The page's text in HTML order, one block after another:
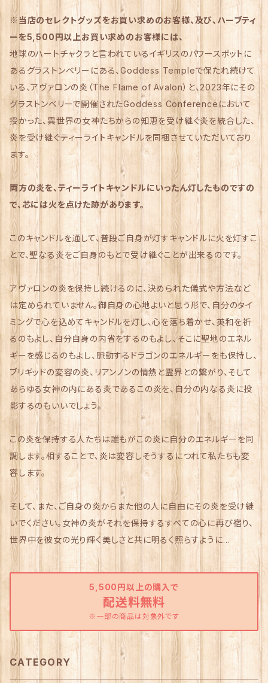
※当店のセレクトグッズをお買い求めのお客様、及び、ハーブティ
ーを5,500円以上お買い求めのお客様には、
地球のハートチャクラと言われているイギリスのパワースポットに
あるグラストンベリーにある、Goddess Templeで保たれ続けて
いる、アヴァロンの炎（The Flame of Avalon）と、2023年にその
グラストンベリーで開催されたGoddess Conferenceにおいて
授かった、異世界の女神たちからの知恵を受け継ぐ炎を統合した、
炎を受け継ぐティーライトキャンドルを同梱させていただいており
ます。
両方の炎を、ティーライトキャンドルにいったん灯したものですの
で、芯には火を点けた跡があります。
このキャンドルを通して、普段ご自身が灯すキャンドルに火を灯すこ
とで、聖なる炎をご自身のもとで受け継ぐことが出来るのです。
アヴァロンの炎を保持し続けるのに、決められた儀式や方法など
は定められていません。御自身の心地よいと思う形で、自分のタイ
ミングで心を込めてキャンドルを灯し、心を落ち着かせ、英和を祈
るのもよし、自分自身の内省をするのもよし、そこに聖地のエネル
ギーを感じるのもよし、脈動するドラゴンのエネルギーをも保持し、
ブリギッドの変容の炎、リアンノンの情熱と霊界との繋がり、そして
あらゆる女神の内にある炎であるこの炎を、自分の内なる炎に投
影するのもいいでしょう。
この炎を保持する人たちは誰もがこの炎に自分のエネルギーを同
調します。相することで、炎は変容しそうするにつれて私たちも変
容します。
そして、また、ご自身の炎からまた他の人に自由にその炎を受け継
いでください。女神の炎がそれを保持するすべての心に再び宿り、
世界中を彼女の光り輝く美しさと共に明るく照らすように…
5,500円以上の購入で
配送料無料
※一部の商品は対象外です
CATEGORY